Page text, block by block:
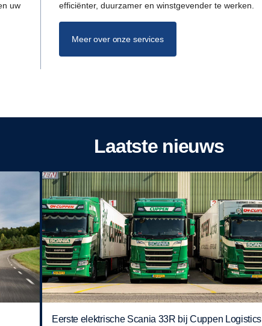
uw
efficiënter, duurzamer en winstgevender te werken.
Meer over onze services
Laatste nieuws
Eerste elektrische Scania 33R bij Cuppen Logistics